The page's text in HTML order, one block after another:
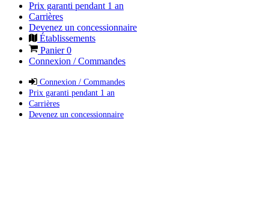
Prix garanti pendant 1 an
Carrières
Devenez un concessionnaire
Établissements
Panier0
Connexion / Commandes
Connexion / Commandes
Prix garanti pendant 1 an
Carrières
Devenez un concessionnaire